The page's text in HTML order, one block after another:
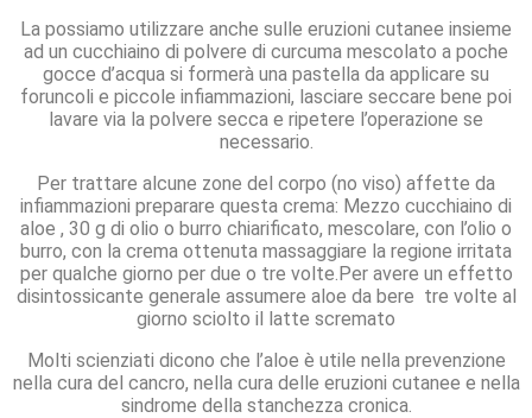
La possiamo utilizzare anche sulle eruzioni cutanee insieme
ad un cucchiaino di polvere di curcuma mescolato a poche
gocce d’acqua si formerà una pastella da applicare su
foruncoli e piccole infiammazioni, lasciare seccare bene poi
lavare via la polvere secca e ripetere l’operazione se
necessario.
Per trattare alcune zone del corpo (no viso) affette da
infiammazioni preparare questa crema: Mezzo cucchiaino di
aloe , 30 g di olio o burro chiarificato, mescolare, con l’olio o
burro, con la crema ottenuta massaggiare la regione irritata
per qualche giorno per due o tre volte.Per avere un effetto
disintossicante generale assumere aloe da bere tre volte al
giorno sciolto il latte scremato
Molti scienziati dicono che l’aloe è utile nella prevenzione
nella cura del cancro, nella cura delle eruzioni cutanee e nella
sindrome della stanchezza cronica.